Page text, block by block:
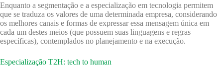
Enquanto a segmentação e a especialização em tecnologia permitem
que se traduza os valores de uma determinada empresa, considerando
os melhores canais e formas de expressar essa mensagem única em
cada um destes meios (que possuem suas linguagens e regras
específicas), contemplados no planejamento e na execução.
Especialização T2H: tech to human